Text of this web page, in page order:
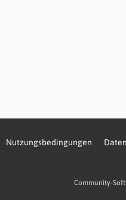
Nutzungsbedingungen
Community-